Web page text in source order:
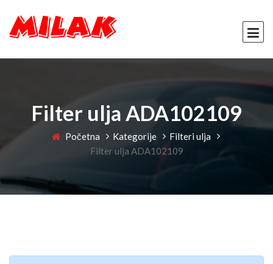
Filter ulja ADA102109
Početna Kategorije
Filteri ulja
Filter ulja ADA102109